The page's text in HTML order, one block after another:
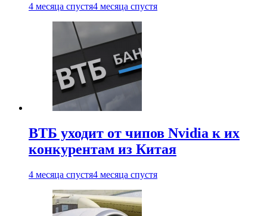
4 месяца спустя4 месяца спустя
ВТБ уходит от чипов Nvidia к их
конкурентам из Китая
4 месяца спустя4 месяца спустя